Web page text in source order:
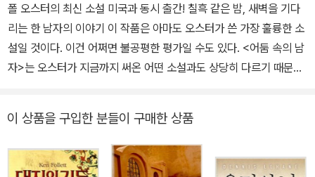
《낯선 사람에게 말 걸기》, 시나리오 《마틴 프로스트의 내면의 삶》
《다리 위의 룰루》 등을 집필했다. 또한 자크 뒤팽, 장폴 사르트르, 스
테판 말라르메 등의 작품을 영어로 옮긴 번역가이기도 하다. 마지막
장편소설 《바움가트너》를 투병 중 집필한 뒤, 2024년 4월 30일 향
폴 오스터의 최신 소설 미국과 동시 출간! 칠흑 같은 밤, 새벽을 기다
리는 한 남자의 이야기 이 작품은 아마도 오스터가 쓴 가장 훌륭한 소
설일 것이다. 이건 어쩌면 불공평한 평가일 수도 있다. <어둠 속의 남
자>는 오스터가 지금까지 써온 어떤 소설과도 상당히 다르기 때문이
크로니클」 독창적인 아이디어와 세련되면서도 감성적인 문체로 전 세
계 독자들을 사로잡아 온 폴 오스터의 최신 소설 <어둠 속의 남자>가
출간되었다. <어둠 속의 남자>는 오스터 특유의 기법이 잘 살아나면
이 상품을 구입한 분들이 구매한 상품